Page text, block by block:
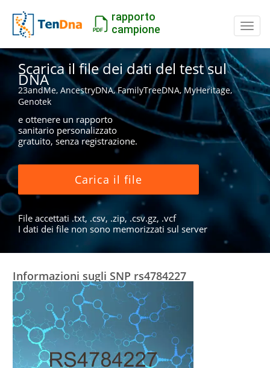
rapporto
campione
Scarica il file dei dati del test sul
DNA
23andMe, AncestryDNA, FamilyTreeDNA, MyHeritage,
Genotek
e ottenere un rapporto
sanitario personalizzato
gratuito, senza registrazione.
Carica il file
File accettati .txt, .csv, .zip, .csv.gz, .vcf
I dati dei file non sono memorizzati sul server
Informazioni sugli SNP rs4784227